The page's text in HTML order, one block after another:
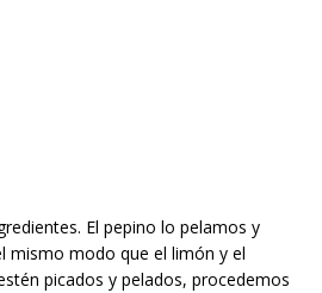
El pepino lo pelamos y
mismo modo que el limón y el
picados y pelados, procedemos